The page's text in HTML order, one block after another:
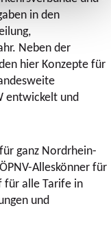
in den
Neben der
hier Konzepte für
entwickelt und
ganz Nordrhein-
Alleskönner für
für alle Tarife in
und